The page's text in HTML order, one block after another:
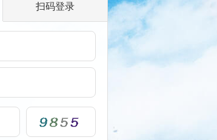
扫码登录